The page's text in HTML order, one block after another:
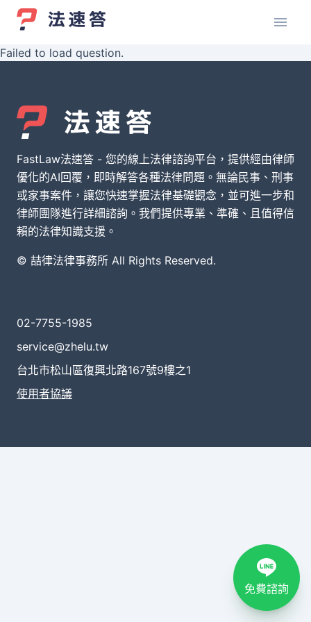
Failed to load question.
FastLaw法速答 - 您的線上法律諮詢平台，提供經由律師
優化的AI回覆，即時解答各種法律問題。無論民事、刑事
或家事案件，讓您快速掌握法律基礎觀念，並可進一步和
律師團隊進行詳細諮詢。我們提供專業、準確、且值得信
賴的法律知識支援。
© 喆律法律事務所 All Rights Reserved.
02-7755-1985
service@zhelu.tw
台北市松山區復興北路167號9樓之1
使用者協議
免費諮詢